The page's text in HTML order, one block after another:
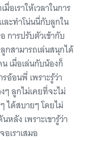
อเราให้เวลาในการ
ะทำโน่นนี่กับลูกใน
การปรับตัวเข้ากับ
กสามารถเล่นสนุกได้
เมื่อเล่นกับน้องก็
อ้อนพี่ เพราะรู้ว่า
ๆ ลูกไม่เคยที่จะไม่
ได้สบายๆ โดยไม่
ลัง เพราะเขารู้ว่า
อเราเสมอ